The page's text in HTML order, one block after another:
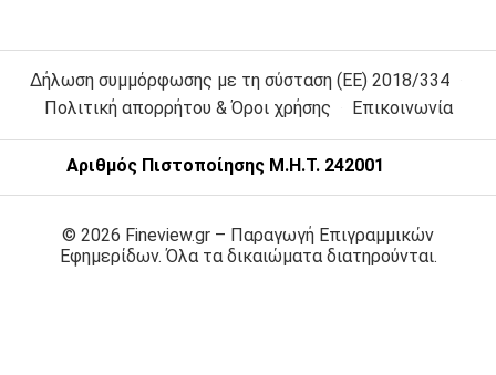
Δήλωση συμμόρφωσης με τη σύσταση (ΕΕ) 2018/334
Πολιτική απορρήτου & Όροι χρήσης
Επικοινωνία
Αριθμός Πιστοποίησης Μ.Η.Τ. 242001
© 2026 Fineview.gr – Παραγωγή Επιγραμμικών
Εφημερίδων. Όλα τα δικαιώματα διατηρούνται.